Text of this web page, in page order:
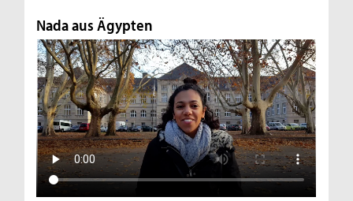
Nada aus Ägypten